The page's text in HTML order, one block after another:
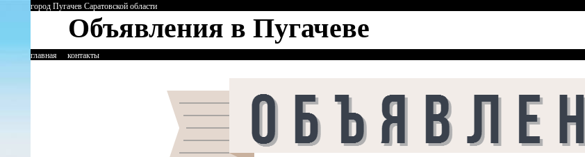
город Пугачев Саратовскойобласти
Объявления в Пугачеве
главная контакты